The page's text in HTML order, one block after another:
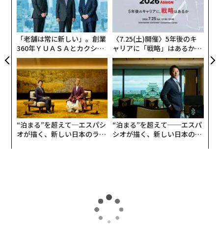
（前回：NBAはまるで「週刊少年ジャンプ」 弱小チー
ムを愛し続ける理由）
4月に入りNBAはいよいよレギュラーシーズン最終月を
迎えます。
ここから各チームが数試合を戦い、ついにプレーイン・
トーナメント、プレーオフへ入っていきます。NBAファ
ンの中ではこれからが特に盛り上がってくる時期じゃな
いでしょうか？
時的にはリーグを代表するスリーポイントシューターに
成長しているというニュースは知っている方も多いと思
います。ただ、その後チーム状況が大きく変わり、渡邊
「老舗は常に新しい」。創業
360年ＹＵＡＳＡとカクシン
CEO田尻望が語る、AIを超え
る人の価値
〈7.25(土)開催〉5年後のキ
ャリアに「戦略」はあるか。
トップエグゼクティブのキャ
リアに触れる1日│CAREER S
UMMIT 2026
“泊まる”を超えて─エスパシ
オが描く、新しい日本のラグ
“泊まる”を超えて──エスパ
シオが描く、新しい日本のラ
Forbes JAPAN BrandVoice